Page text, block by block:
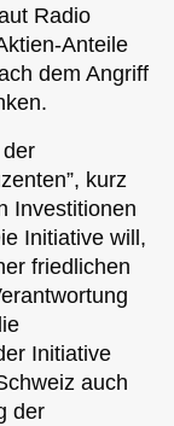
Radio
Anteile
dem Angriff
kurz
Investitionen
Initiative will,
friedlichen
Initiative
auch
der